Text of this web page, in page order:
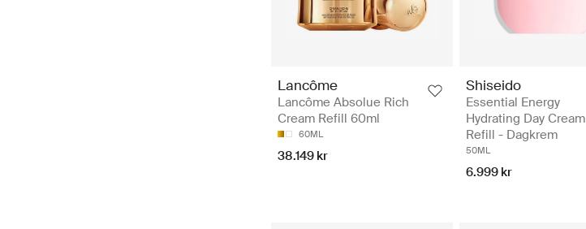
Lancôme
Lancôme Absolue Rich
Cream Refill 60ml
60ML
38.149 kr
Shiseido
Essential Energy
Hydrating Day Cream
Refill - Dagkrem
50ML
6.999 kr